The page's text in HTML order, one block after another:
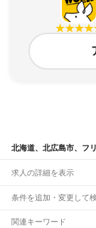
北海道、北広島市、フ
求人の詳細を表示
条件を追加・変更して
市区町村を追加・変更
関連キーワード